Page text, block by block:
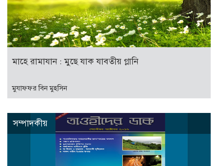
মাহে রামাযান : মুছে যাক যাবতীয় গ্লানি
মুযাফফর বিন মুহসিন
সম্পাদকীয়